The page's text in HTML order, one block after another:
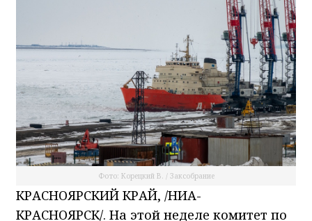
Фото: Корецкий В. / Заксобрание
КРАСНОЯРСКИЙ КРАЙ, /НИА-
КРАСНОЯРСК/. На этой неделе комитет по